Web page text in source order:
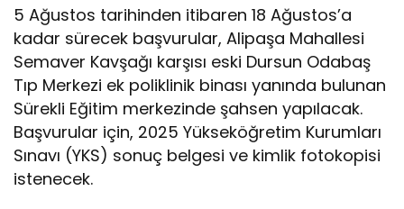
5 Ağustos tarihinden itibaren 18 Ağustos’a
kadar sürecek başvurular, Alipaşa Mahallesi
Semaver Kavşağı karşısı eski Dursun Odabaş
Tıp Merkezi ek poliklinik binası yanında bulunan
Sürekli Eğitim merkezinde şahsen yapılacak.
Başvurular için, 2025 Yükseköğretim Kurumları
Sınavı (YKS) sonuç belgesi ve kimlik fotokopisi
istenecek.